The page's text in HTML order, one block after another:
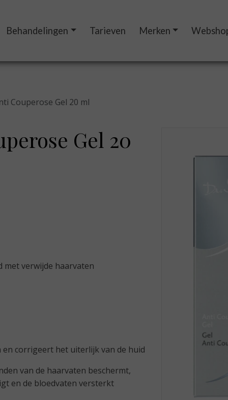
Behandelingen Tarieven Merken
Couperose Gel 20 ml
Gel 20
met verwijde haarvaten
corrigeert het uiterlijk van de huid
van de haarvaten beschermt,
en de bloedvaten versterkt